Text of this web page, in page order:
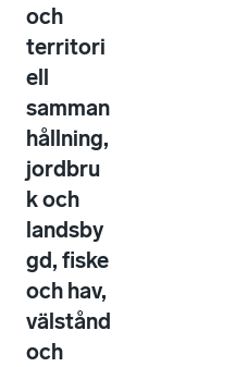
och
territori
ell
samman
hållning,
jordbru
k och
landsby
gd, fiske
och hav,
välstånd
och